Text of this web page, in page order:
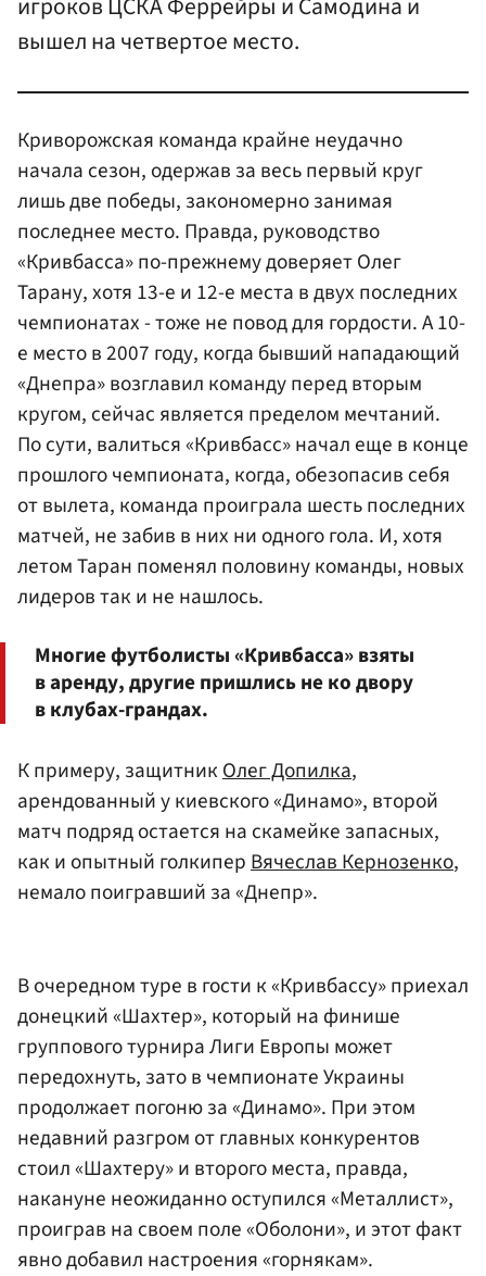
игроков ЦСКА Феррейры и Самодина и
вышел на четвертое место.
Криворожская команда крайне неудачно
начала сезон, одержав за весь первый круг
лишь две победы, закономерно занимая
последнее место. Правда, руководство
«Кривбасса» по-прежнему доверяет Олег
Тарану, хотя 13-е и 12-е места в двух последних
чемпионатах - тоже не повод для гордости. А 10-
е место в 2007 году, когда бывший нападающий
«Днепра» возглавил команду перед вторым
кругом, сейчас является пределом мечтаний.
По сути, валиться «Кривбасс» начал еще в конце
прошлого чемпионата, когда, обезопасив себя
от вылета, команда проиграла шесть последних
матчей, не забив в них ни одного гола. И, хотя
летом Таран поменял половину команды, новых
лидеров так и не нашлось.
Многие футболисты «Кривбасса» взяты
в аренду, другие пришлись не ко двору
в клубах-грандах.
К примеру, защитникОлег Допилка,
арендованный у киевского «Динамо», второй
матч подряд остается на скамейке запасных,
как и опытный голкиперВячеслав Кернозенко,
немало поигравший за «Днепр».
В очередном туре в гости к «Кривбассу» приехал
донецкий «Шахтер», который на финише
группового турнира Лиги Европы может
передохнуть, зато в чемпионате Украины
продолжает погоню за «Динамо». При этом
недавний разгром от главных конкурентов
стоил «Шахтеру» и второго места, правда,
накануне неожиданно оступился «Металлист»,
проиграв на своем поле «Оболони», и этот факт
явно добавил настроения «горнякам».